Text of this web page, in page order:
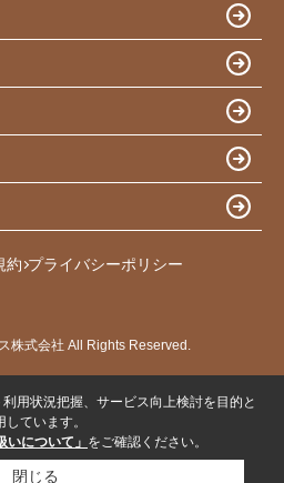
約 プライバシーポリシー
株式会社 All Rights Reserved.
用状況把握、サービス向上検討を目的と
ています。
いについて」 をご確認ください。
閉じる